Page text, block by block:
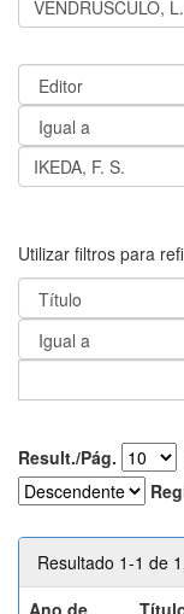
Utilizar filtros para
Result./Pág.
Resultado 1-1 de
Ano de